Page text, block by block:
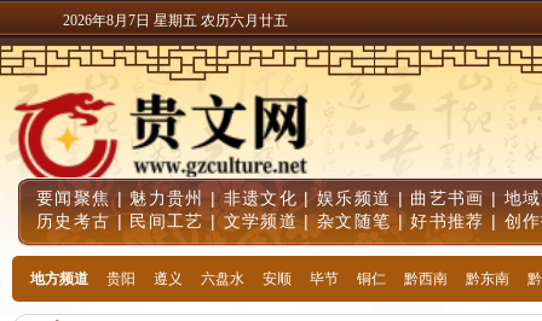
2026年8月7日 星期五 农历六月廿五
要闻聚焦| 魅力贵州|非遗文化 |娱乐频道 | 曲艺书画 | 地
历史考古 | 民间工艺 |文学频道|杂文随笔 |好书推荐 | 创
地方频道 贵阳 遵义 六盘水 安顺 毕节 铜仁 黔西南 黔东南